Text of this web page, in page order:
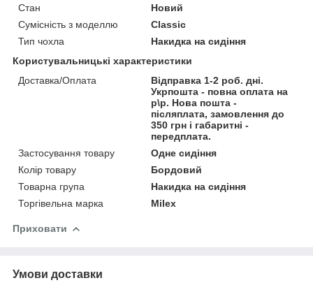
Стан
Новий
Сумісність з моделлю
Classic
Тип чохла
Накидка на сидіння
Користувальницькі характеристики
Доставка/Оплата
Відправка 1-2 роб. дні.
Укрпошта - повна оплата на
р\р. Нова пошта -
післяплата, замовлення до
350 грн і габаритні -
передплата.
Застосування товару
Одне сидіння
Колір товару
Бордовий
Товарна група
Накидка на сидіння
Торгівельна марка
Milex
Приховати
Умови доставки